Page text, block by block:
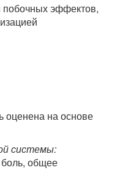
побочных эффектов,
оценена на основе
системы:
боль, общее